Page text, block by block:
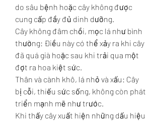
do sâu bệnh hoặc cây không được
cung cấp đầy đủ dinh dưỡng.
Cây không đâm chồi, mọc lá như bình
thường: Điều này có thể xảy ra khi cây
đã quá già hoặc sau khi trải qua một
đợt ra hoa kiệt sức.
Thân và cành khô, lá nhỏ và xấu: Cây
bị cỗi, thiếu sức sống, không còn phát
triển mạnh mẽ như trước.
Khi thấy cây xuất hiện những dấu hiệu